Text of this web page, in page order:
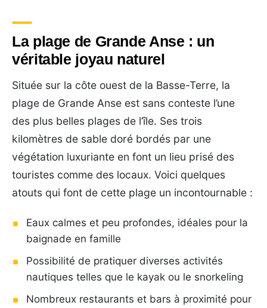
La plage de Grande Anse : un
véritable joyau naturel
Située sur la côte ouest de la Basse-Terre, la
plage de Grande Anse est sans conteste l’une
des plus belles plages de l’île. Ses trois
kilomètres de sable doré bordés par une
végétation luxuriante en font un lieu prisé des
touristes comme des locaux. Voici quelques
atouts qui font de cette plage un incontournable :
Eaux calmes et peu profondes, idéales pour la
baignade en famille
Possibilité de pratiquer diverses activités
nautiques telles que le kayak ou le snorkeling
Nombreux restaurants et bars à proximité pour